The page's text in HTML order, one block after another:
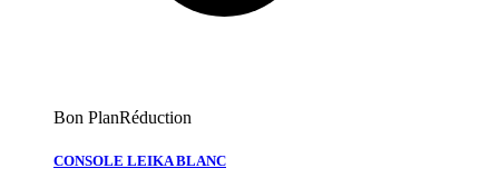
Bon PlanRéduction
CONSOLE LEIKA BLANC